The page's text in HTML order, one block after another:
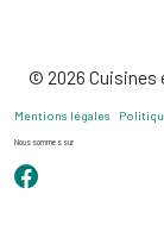
© 2026 Cuisines
Mentions légales
Nous sommes sur